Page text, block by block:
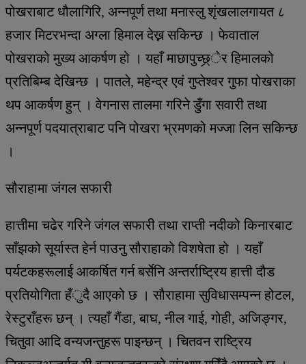
पोखराबाट धौलागिरि, अन्नपूर्ण तथा मनास्लु शृंखलालगायत ८
हजार मिटरभन्दा अग्ला हिमाल देख्न सकिन्छ । फेवाताल
पोखराको मुख्य आकर्षण हो । यहाँ माछापुच्छ्र्ेर हिमालको
प्रतिबिम्ब देखिन्छ । पातले, महेन्द्र एवं गुप्तेश्वर गुफा पोखराका
थप आकर्षण हुन् । वेगनास तालमा गरिने डुँगा सवारी तथा
अन्नपूर्ण पदयात्राबाट पनि पोखरा भ्रमणको मज्जा लिन सकिन्छ
।
सौराहामा जंगल सफारी
हात्तीमा चढेर गरिने जंगल सफारी तथा राप्ती नदीको किनारबाट
साँझको सूर्यास्त हेर्न पाउनु सौराहाको विशषेता हो । यहाँ
पर्यटकहरूलाई आकर्षित गर्न बर्सेनि अन्तर्राष्ट्रिय हात्ती दौड
प्रतियोगिता हँुदै आएको छ । सौराहामा सुविधासम्पन्न होटल,
रेस्टुराँहरू छन् । त्यहाँ गैंडा, बाघ, नील गाई, गोही, अजिङ्गर,
चितुवा आदि वन्यजन्तुहरू पाइन्छन् । चितवन राष्ट्रिय